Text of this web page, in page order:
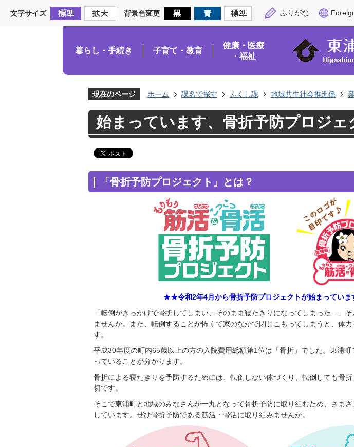
文字サイズ 背景色変更 ふりがな
暮らし・手続き 子育て・教育
健康・医療
・福祉
現在のページ ホーム 課名で探す ふくし課 地域共生社会推進係
始まっています、骨折予防プロジェ
「骨折予防プロジェクト」とは？
★★令和2年4月から骨折予防プロジェクトが始まってい
「転倒がきっかけで骨折してしまい、そのまま寝たきりになってしまった…」
ませんか。また、転倒することが怖くて家のなかで閉じこもってしまうと、体
す。
平成30年度の町内65歳以上の方の入院費用総額第1位は「骨折」でした。東浦
っていることが分かります。
骨折による寝たきりを予防するためには、転倒しない体づくり、転倒しても骨
切です。
そこで東浦町と地域のみなさんが一丸となって骨折予防に取り組むため、さま
しています。ぜひ骨折予防である筋活・骨活に取り組みませんか。